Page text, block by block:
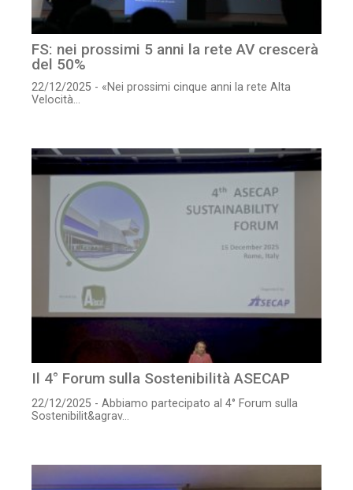
FS: nei prossimi 5 anni la rete AV crescerà
del 50%
22/12/2025 - «Nei prossimi cinque anni la rete Alta
Velocità...
Il 4° Forum sulla Sostenibilità ASECAP
22/12/2025 - Abbiamo partecipato al 4° Forum sulla
Sostenibilit&agrav...